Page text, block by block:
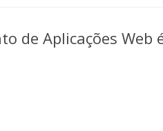
de Aplicações